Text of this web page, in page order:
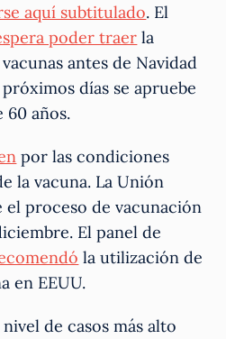
aquí subtitulado. El
poder traer la
antes de Navidad
días se apruebe
60 años.
por las condiciones
la vacuna. La Unión
el proceso de vacunación
El panel de
la utilización de
en EEUU.
nivel de casos más alto